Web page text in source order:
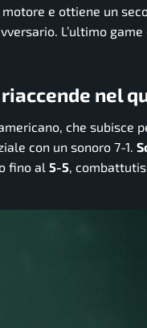
e ottiene un
L’ultimo
nel
che subisce
con un sonoro 7-1.
fino al 5-5,